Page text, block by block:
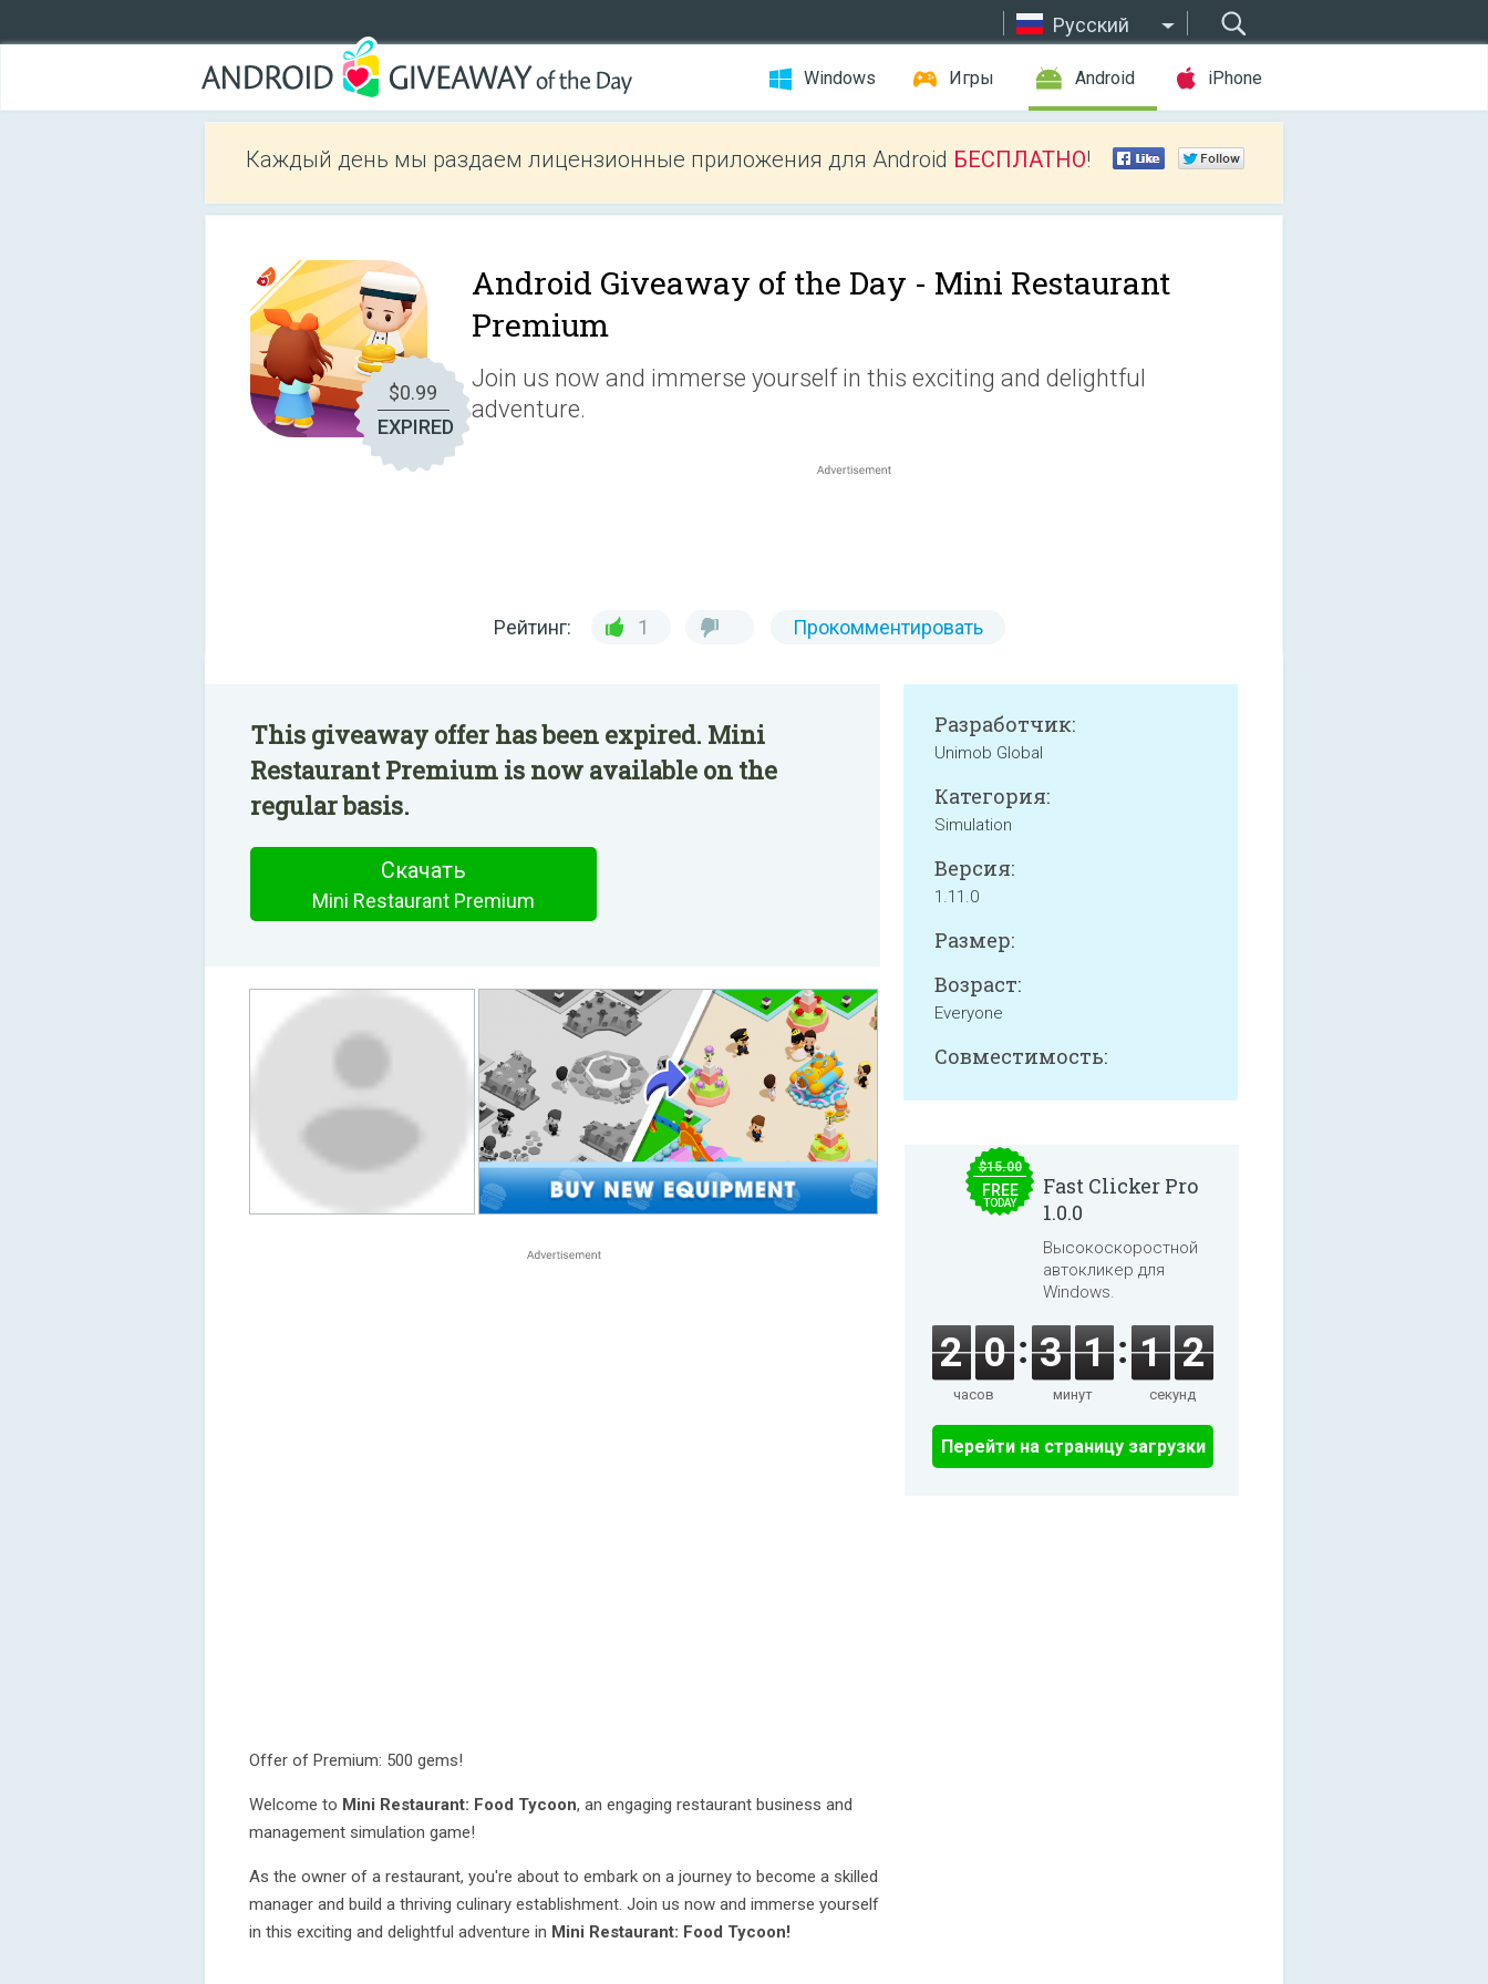
Русский
Windows Игры Android iPhone
Каждый день мы раздаем лицензионные приложения для Android БЕСПЛАТНО!
$0.99
EXPIRED
Android Giveaway of the Day - Mini Restaurant
Premium
Join us now and immerse yourself in this exciting and delightful
adventure.
Рейтинг: 1 Прокомментировать
This giveaway offer has been expired. Mini
Restaurant Premium is now available on the
regular basis.
Скачать
Mini Restaurant Premium
Offer of Premium: 500 gems!
Welcome to Mini Restaurant: Food Tycoon, an engaging restaurant business and
management simulation game!
As the owner of a restaurant, you're about to embark on a journey to become a skilled
manager and build a thriving culinary establishment. Join us now and immerse yourself
in this exciting and delightful adventure in Mini Restaurant: Food Tycoon!
Разработчик:
Unimob Global
Категория:
Simulation
Версия:
1.11.0
Размер:
Возраст:
Everyone
Совместимость:
$15.00
FREE
TODAY
Fast Clicker Pro
1.0.0
Высокоскоростной
автокликер для
Windows.
2 0
часов
3 1
минут
1 2
секунд
Перейти на страницу загрузки